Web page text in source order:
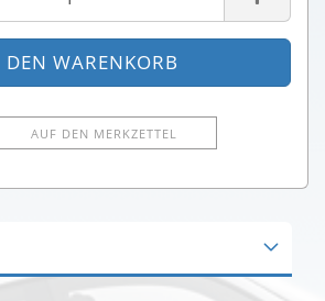
AUF DEN MERKZETTEL